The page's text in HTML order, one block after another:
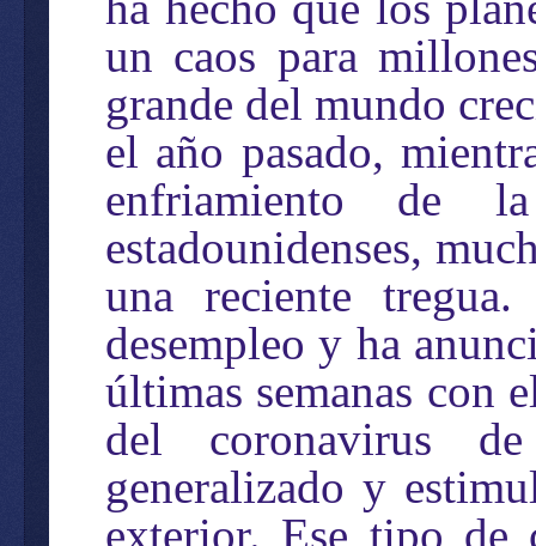
un caos para
grande del mundo
el año pasado,
enfriamiento de
estadounidenses,
una reciente
desempleo y ha
últimas semanas con
del coronavirus
generalizado y
exterior. Ese tipo de